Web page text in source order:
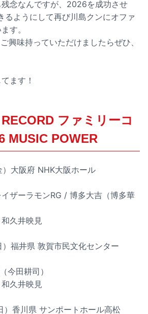
念なんですが、2026を成功させ
るようにして再び川島クンにオファ
す。
興味持っていただけましたらぜひ、
ます！
ファミリーコ
MUSIC POWER
大阪府 NHK大阪ホール
ザーラモンRG / 博多大吉（博多華
久井映見
福井県 敦賀市民文化センター
今田耕司）
久井映見
香川県 サンポートホール高松